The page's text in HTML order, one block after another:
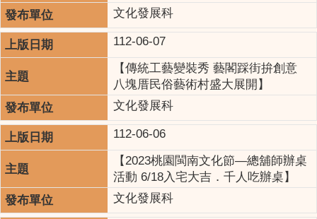
文化發展科
112-06-07
【傳統工藝變裝秀 藝閣踩街拚創意
八塊厝民俗藝術村盛大展開】
文化發展科
112-06-06
【2023桃園閩南文化節—總舖師辦桌
活動 6/18入宅大吉．千人吃辦桌】
文化發展科